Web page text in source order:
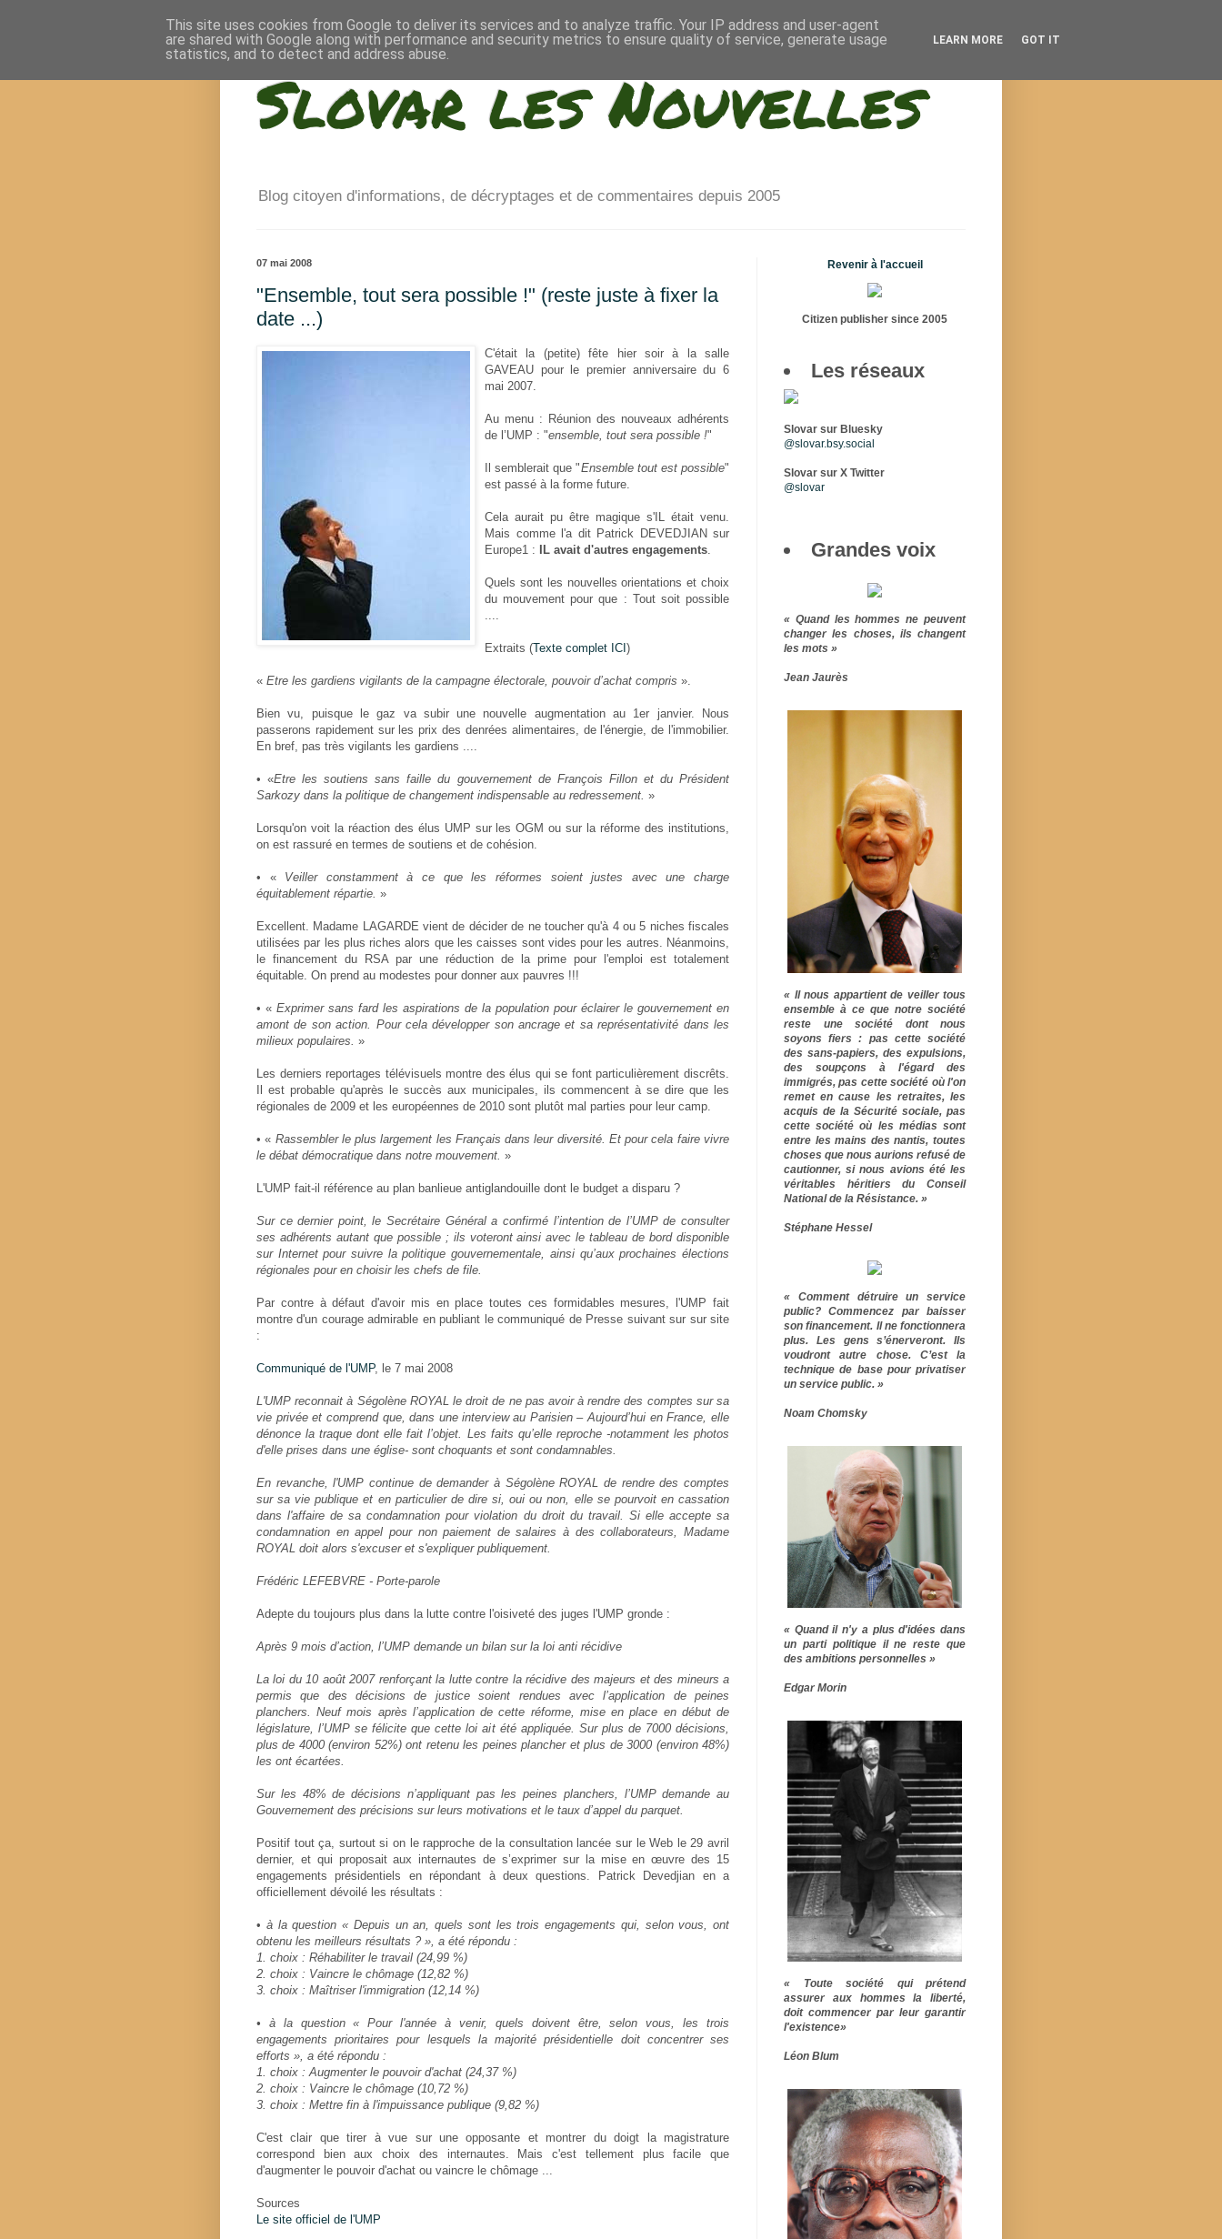
Slovar les Nouvelles
Blog citoyen d'informations, de décryptages et de commentaires depuis 2005
07 mai 2008
"Ensemble, tout sera possible !" (reste juste à fixer la
date ...)
C'était la (petite) fête hier soir à la salle
GAVEAU pour le premier anniversaire du 6
mai 2007.
Au menu : Réunion des nouveaux adhérents
de l’UMP : "ensemble, tout sera possible !"
Il semblerait que "Ensemble tout est possible"
est passé à la forme future.
Cela aurait pu être magique s'IL était venu.
Mais comme l'a dit Patrick DEVEDJIAN sur
Europe1 :
IL avait d'autres engagements.
Quels sont les nouvelles orientations et choix
du mouvement pour que : Tout soit possible
....
Extraits (Texte complet ICI )
« Etre les gardiens vigilants de la campagne électorale, pouvoir d’achat compris ».
Bien vu, puisque le gaz va subir une nouvelle augmentation au 1er janvier. Nous
passerons rapidement sur les prix des denrées alimentaires, de l'énergie, de l'immobilier.
En bref, pas très vigilants les gardiens ....
• «Etre les soutiens sans faille du gouvernement de François Fillon et du Président
Sarkozy dans la politique de changement indispensable au redressement. »
Lorsqu'on voit la réaction des élus UMP sur les OGM ou sur la réforme des institutions,
on est rassuré en termes de soutiens et de cohésion.
• « Veiller constamment à ce que les réformes soient justes avec une charge
équitablement répartie. »
Excellent. Madame LAGARDE vient de décider de ne toucher qu'à 4 ou 5 niches fiscales
utilisées par les plus riches alors que les caisses sont vides pour les autres. Néanmoins,
le financement du RSA par une réduction de la prime pour l'emploi est totalement
équitable. On prend au modestes pour donner aux pauvres !!!
• « Exprimer sans fard les aspirations de la population pour éclairer le gouvernement en
amont de son action. Pour cela développer son ancrage et sa représentativité dans les
milieux populaires. »
Les derniers reportages télévisuels montre des élus qui se font particulièrement discrêts.
Il est probable qu'après le succès aux municipales, ils commencent à se dire que les
régionales de 2009 et les européennes de 2010 sont plutôt mal parties pour leur camp.
• « Rassembler le plus largement les Français dans leur diversité. Et pour cela faire vivre
le débat démocratique dans notre mouvement. »
L'UMP fait-il référence au plan banlieue antiglandouille dont le budget a disparu ?
Sur ce dernier point, le Secrétaire Général a confirmé l’intention de l’UMP de consulter
ses adhérents autant que possible ; ils voteront ainsi avec le tableau de bord disponible
sur Internet pour suivre la politique gouvernementale, ainsi qu’aux prochaines élections
régionales pour en choisir les chefs de file.
Par contre à défaut d'avoir mis en place toutes ces formidables mesures, l'UMP fait
montre d'un courage admirable en publiant le communiqué de Presse suivant sur sur site
:
Communiqué de l'UMP, le 7 mai 2008
L'UMP reconnait à Ségolène ROYAL le droit de ne pas avoir à rendre des comptes sur sa
vie privée et comprend que, dans une interview au Parisien – Aujourd’hui en France, elle
dénonce la traque dont elle fait l’objet. Les faits qu’elle reproche -notamment les photos
d'elle prises dans une église- sont choquants et sont condamnables.
En revanche, l'UMP continue de demander à Ségolène ROYAL de rendre des comptes
sur sa vie publique et en particulier de dire si, oui ou non, elle se pourvoit en cassation
dans l'affaire de sa condamnation pour violation du droit du travail. Si elle accepte sa
condamnation en appel pour non paiement de salaires à des collaborateurs, Madame
ROYAL doit alors s'excuser et s'expliquer publiquement.
Frédéric LEFEBVRE - Porte-parole
Adepte du toujours plus dans la lutte contre l'oisiveté des juges l'UMP gronde :
Après 9 mois d’action, l’UMP demande un bilan sur la loi anti récidive
La loi du 10 août 2007 renforçant la lutte contre la récidive des majeurs et des mineurs a
permis que des décisions de justice soient rendues avec l’application de peines
planchers. Neuf mois après l’application de cette réforme, mise en place en début de
législature, l’UMP se félicite que cette loi ait été appliquée. Sur plus de 7000 décisions,
plus de 4000 (environ 52%) ont retenu les peines plancher et plus de 3000 (environ 48%)
les ont écartées.
Sur les 48% de décisions n’appliquant pas les peines planchers, l’UMP demande au
Gouvernement des précisions sur leurs motivations et le taux d’appel du parquet.
Positif tout ça, surtout si on le rapproche de la consultation lancée sur le Web le 29 avril
dernier, et qui proposait aux internautes de s’exprimer sur la mise en œuvre des 15
engagements présidentiels en répondant à deux questions. Patrick Devedjian en a
officiellement dévoilé les résultats :
• à la question « Depuis un an, quels sont les trois engagements qui, selon vous, ont
obtenu les meilleurs résultats ? », a été répondu :
1. choix : Réhabiliter le travail (24,99 %)
2. choix : Vaincre le chômage (12,82 %)
3. choix : Maîtriser l'immigration (12,14 %)
• à la question « Pour l'année à venir, quels doivent être, selon vous, les trois
engagements prioritaires pour lesquels la majorité présidentielle doit concentrer ses
efforts », a été répondu :
1. choix : Augmenter le pouvoir d'achat (24,37 %)
2. choix : Vaincre le chômage (10,72 %)
3. choix : Mettre fin à l'impuissance publique (9,82 %)
C'est clair que tirer à vue sur une opposante et montrer du doigt la magistrature
correspond bien aux choix des internautes. Mais c'est tellement plus facile que
d'augmenter le pouvoir d'achat ou vaincre le chômage ...
Sources
Le site officiel de l'UMP
Revenir à l'accueil
Citizen publisher since 2005
Les réseaux
Slovar sur Bluesky
@slovar.bsy.social
Slovar sur X Twitter
@slovar
Grandes voix
« Quand les hommes ne peuvent
changer les choses, ils changent
les mots »
Jean Jaurès
« Il nous appartient de veiller tous
ensemble à ce que notre société
reste une société dont nous
soyons fiers : pas cette société
des sans-papiers, des expulsions,
des soupçons à l'égard des
immigrés, pas cette société où l'on
remet en cause les retraites, les
acquis de la Sécurité sociale, pas
cette société où les médias sont
entre les mains des nantis, toutes
choses que nous aurions refusé de
cautionner, si nous avions été les
véritables héritiers du Conseil
National de la Résistance. »
Stéphane Hessel
« Comment détruire un service
public? Commencez par baisser
son financement. Il ne fonctionnera
plus. Les gens s’énerveront. Ils
voudront autre chose. C’est la
technique de base pour privatiser
un service public. »
Noam Chomsky
« Quand il n'y a plus d'idées dans
un parti politique il ne reste que
des ambitions personnelles »
Edgar Morin
« Toute société qui prétend
assurer aux hommes la liberté,
doit commencer par leur garantir
l'existence»
Léon Blum
This site uses cookies from Google to deliver its services and to analyze traffic. Your IP address and user-agent
are shared with Google along with performance and security metrics to ensure quality of service, generate usage
statistics, and to detect and address abuse.
LEARN MORE GOT IT